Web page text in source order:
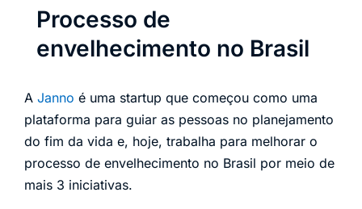
Processo de
envelhecimento no Brasil
A Janno é uma startup que começou como uma
plataforma para guiar as pessoas no planejamento
do fim da vida e, hoje, trabalha para melhorar o
processo de envelhecimento no Brasil por meio de
mais 3 iniciativas.